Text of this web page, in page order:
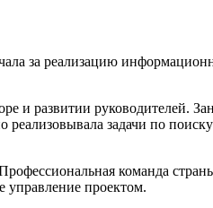
за реализацию
и развитии руководителей.
задачи по
команда
управление проектом.